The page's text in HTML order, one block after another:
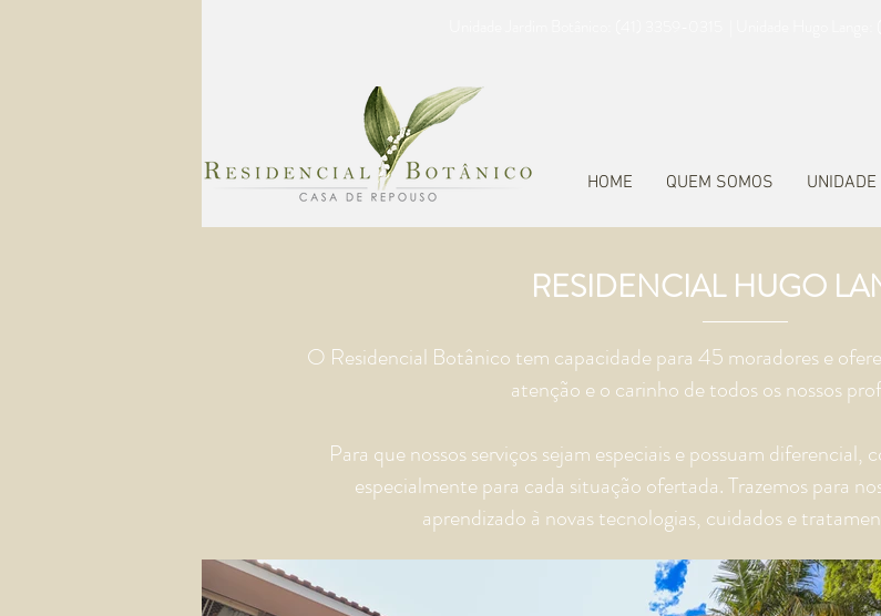
HOME QUEM SOMOS UNIDADE
RESIDENCIAL HUGO
O Residencial Botânico tem capacidade para 45 moradores e
atenção e o carinho de todos os nossos
Para que nossos serviços sejam especiais e possuam
especialmente para cada situação ofertada. Trazemos para
aprendizado à novas tecnologias, cuidados e